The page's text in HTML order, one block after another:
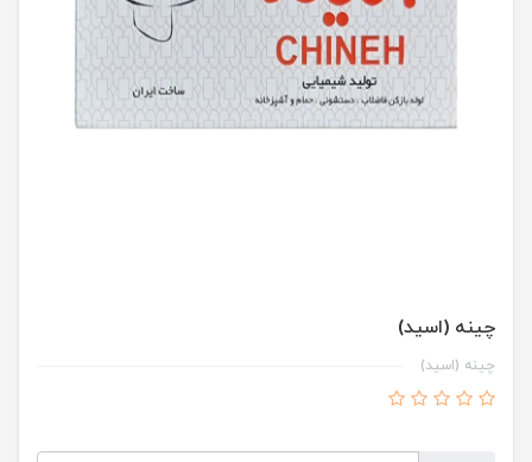
چینه (اسید)
چینه (اسید)